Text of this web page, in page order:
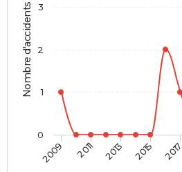
COPAINS D'AVANT
S'inscrire
Se connecter
Lycées
Collèges
Primaires
Universités
Entreprises
Service militaire
Avis de recherche
AVIS DE DÉCÈS
FORUM
Bricolage
Lifestyle
Culture
Sport
Auto
Television
Voyage
Cinema
Nombre d'accidents
2009 2011 2013 2015 2017
0
1
2
3